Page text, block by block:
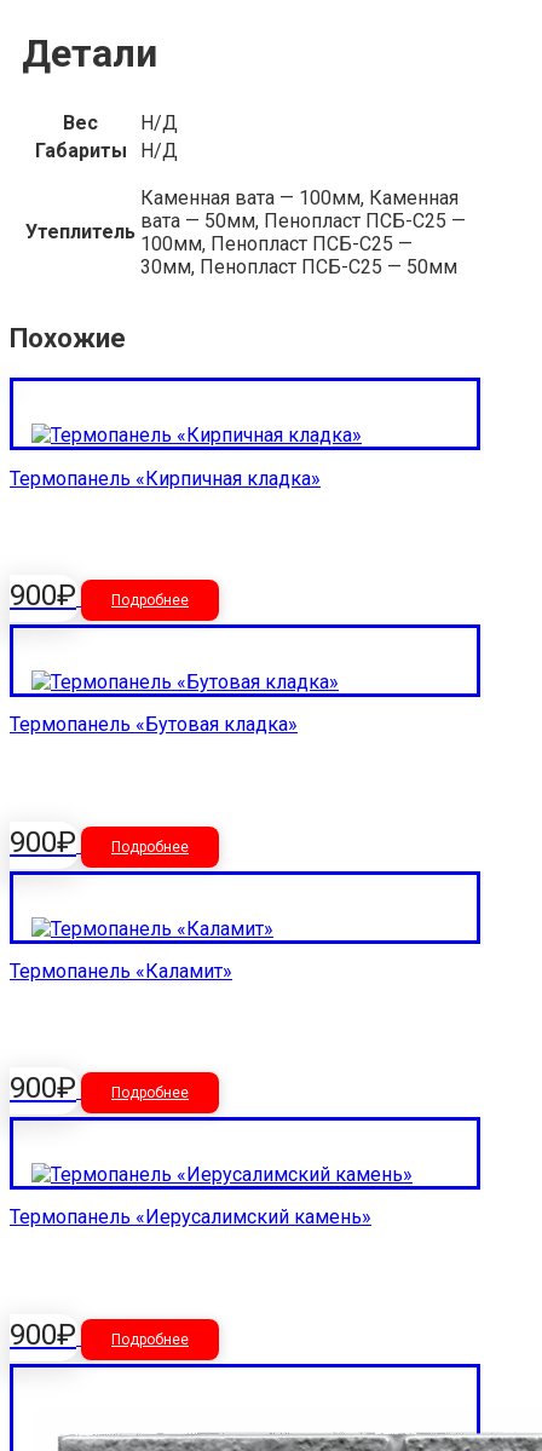
Детали
Вес
Н/Д
Габариты
Н/Д
Утеплитель
Каменная вата — 100мм, Каменная
вата — 50мм, Пенопласт ПСБ-С25 —
100мм, Пенопласт ПСБ-С25 —
30мм, Пенопласт ПСБ-С25 — 50мм
Похожие
Термопанель «Кирпичная кладка»
900₽ Подробнее
Термопанель «Бутовая кладка»
900₽ Подробнее
Термопанель «Каламит»
900₽ Подробнее
Термопанель «Иерусалимский камень»
900₽ Подробнее